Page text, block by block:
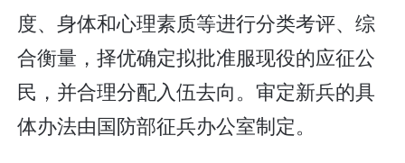
度、身体和心理素质等进行分类考评、综
合衡量，择优确定拟批准服现役的应征公
民，并合理分配入伍去向。审定新兵的具
体办法由国防部征兵办公室制定。